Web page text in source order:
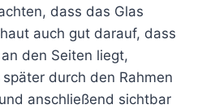
dass das Glas
auch gut darauf, dass
den Seiten liegt,
durch den Rahmen
anschließend sichtbar